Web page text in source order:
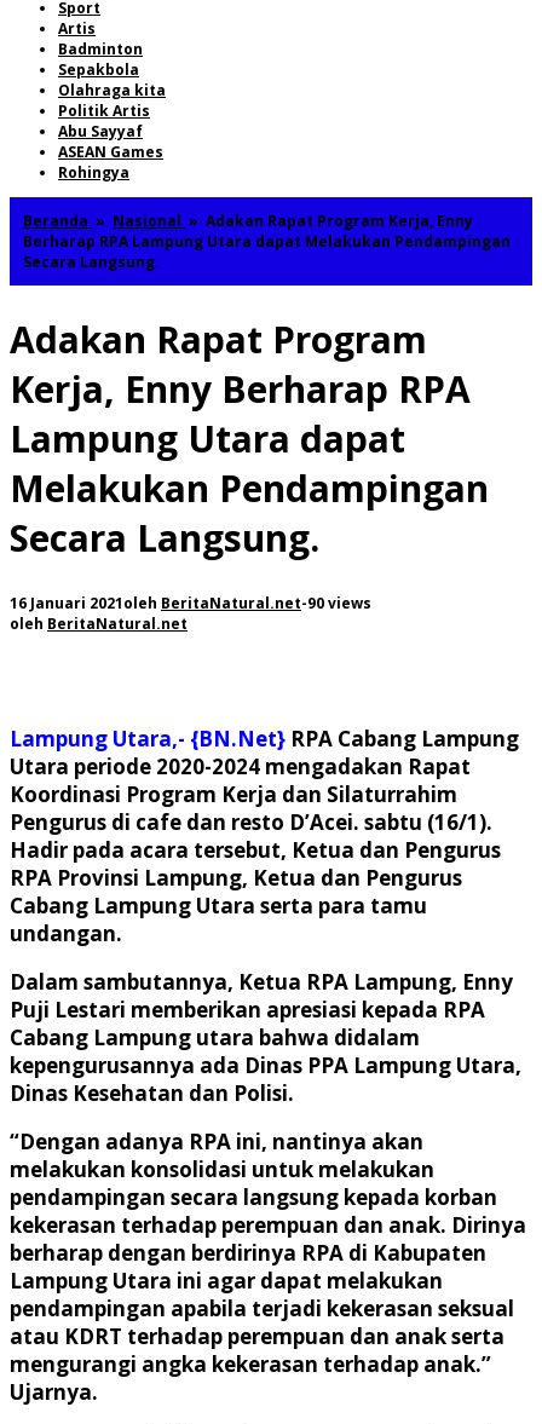
Sport
Artis
Badminton
Sepakbola
Olahraga kita
Politik Artis
Abu Sayyaf
ASEAN Games
Rohingya
Beranda » Nasional » Adakan Rapat Program Kerja, Enny
Berharap RPA Lampung Utara dapat Melakukan Pendampingan
Secara Langsung.
Adakan Rapat Program
Kerja, Enny Berharap RPA
Lampung Utara dapat
Melakukan Pendampingan
Secara Langsung.
16 Januari 2021oleh BeritaNatural.net-90 views
oleh BeritaNatural.net
Lampung Utara,- {BN.Net} RPA Cabang Lampung
Utara periode 2020-2024 mengadakan Rapat
Koordinasi Program Kerja dan Silaturrahim
Pengurus di cafe dan resto D’Acei. sabtu (16/1).
Hadir pada acara tersebut, Ketua dan Pengurus
RPA Provinsi Lampung, Ketua dan Pengurus
Cabang Lampung Utara serta para tamu
undangan.
Dalam sambutannya, Ketua RPA Lampung, Enny
Puji Lestari memberikan apresiasi kepada RPA
Cabang Lampung utara bahwa didalam
kepengurusannya ada Dinas PPA Lampung Utara,
Dinas Kesehatan dan Polisi.
“Dengan adanya RPA ini, nantinya akan
melakukan konsolidasi untuk melakukan
pendampingan secara langsung kepada korban
kekerasan terhadap perempuan dan anak. Dirinya
berharap dengan berdirinya RPA di Kabupaten
Lampung Utara ini agar dapat melakukan
pendampingan apabila terjadi kekerasan seksual
atau KDRT terhadap perempuan dan anak serta
mengurangi angka kekerasan terhadap anak.”
Ujarnya.